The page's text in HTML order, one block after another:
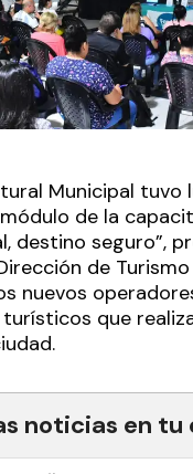
Municipal tuvo
de la
destino seguro”,
de Turismo
nuevos
que
noticias en tu